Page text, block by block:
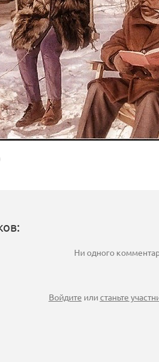
Ни одного
Войдите илистаньте